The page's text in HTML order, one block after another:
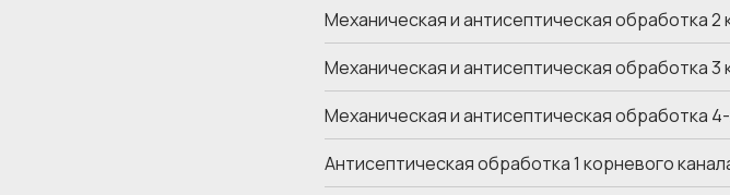
Механическая и антисептическая обработка 2
Механическая и антисептическая обработка 3
Механическая и антисептическая обработка
Антисептическая обработка 1 корневого